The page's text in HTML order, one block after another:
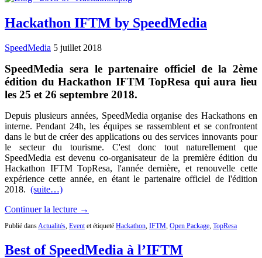
Hackathon IFTM by SpeedMedia
SpeedMedia 5 juillet 2018
SpeedMedia sera le partenaire officiel de la 2ème
édition du Hackathon IFTM TopResa qui aura lieu
les 25 et 26 septembre 2018.
Depuis plusieurs années, SpeedMedia organise des Hackathons en
interne. Pendant 24h, les équipes se rassemblent et se confrontent
dans le but de créer des applications ou des services innovants pour
le secteur du tourisme. C'est donc tout naturellement que
SpeedMedia est devenu co-organisateur de la première édition du
Hackathon IFTM TopResa, l'année dernière, et renouvelle cette
expérience cette année, en étant le partenaire officiel de l'édition
2018. (suite…)
Continuer la lecture →
Publié dans Actualités Event et étiqueté Hackathon IFTM Open Package TopResa
Best of SpeedMedia à l’IFTM